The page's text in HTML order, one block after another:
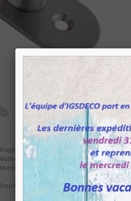
Poignée bouton rond diamètre 25 mm sur
Matière inox aisi304 finition brossé.
Montage sur une plaque de dimension 122 x 30
Pour la fixation de ce bouton sur plaque la